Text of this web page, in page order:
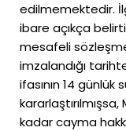
edilmemektedir.
ibare açıkça
mesafeli
imzalandığı
ifasının 14 günlük
kadar cayma